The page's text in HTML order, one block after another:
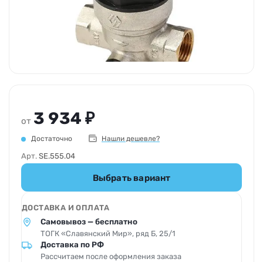
от 3 934 ₽
Достаточно Нашли дешевле?
Арт. SE.555.04
Выбрать вариант
ДОСТАВКА И ОПЛАТА
Самовывоз — бесплатно
ТОГК «Славянский Мир», ряд Б, 25/1
Доставка по РФ
Рассчитаем после оформления заказа